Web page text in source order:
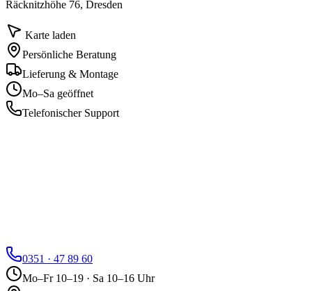
Räcknitzhöhe 76, Dresden
Karte laden
Persönliche Beratung
Lieferung & Montage
Mo–Sa geöffnet
Telefonischer Support
0351 · 47 89 60
Mo–Fr 10–19 · Sa 10–16 Uhr